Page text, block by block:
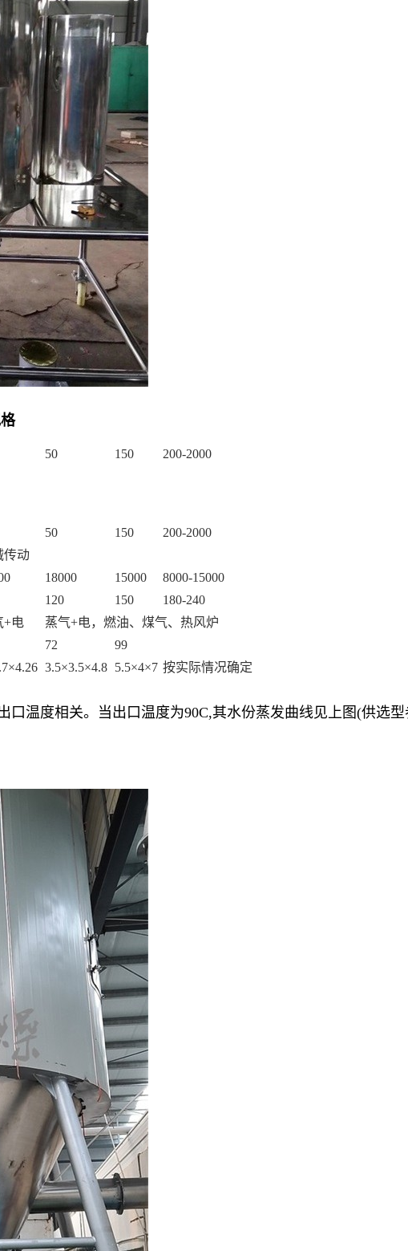
50 150 200-2000
50 150
200-2000
传动
18000 15000
8000-15000
120 150
180-240
+电 蒸气+电，燃油、煤气、热风炉
72
99
3.5×3.5×4.8 5.5×4×7 按实际情况确定
口温度相关。当出口温度为90C,其水份蒸发曲线见上图(供选型